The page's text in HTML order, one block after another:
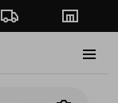
Проследяване на